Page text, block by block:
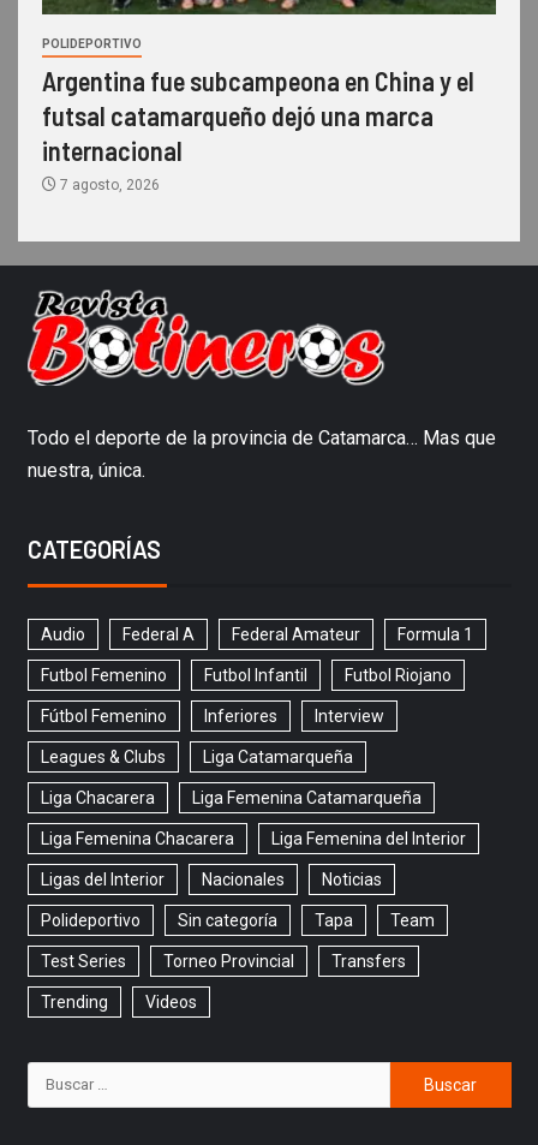
POLIDEPORTIVO
Argentina fue subcampeona en China y el
futsal catamarqueño dejó una marca
internacional
7 agosto, 2026
Todo el deporte de la provincia de Catamarca… Mas que
nuestra, única.
CATEGORÍAS
Audio Federal A Federal Amateur Formula 1
Futbol Femenino Futbol Infantil Futbol Riojano
Fútbol Femenino Inferiores Interview
Leagues & Clubs Liga Catamarqueña
Liga Chacarera Liga Femenina Catamarqueña
Liga Femenina Chacarera Liga Femenina del Interior
Ligas del Interior Nacionales Noticias
Polideportivo Sin categoría Tapa Team
Test Series Torneo Provincial Transfers
Trending Videos